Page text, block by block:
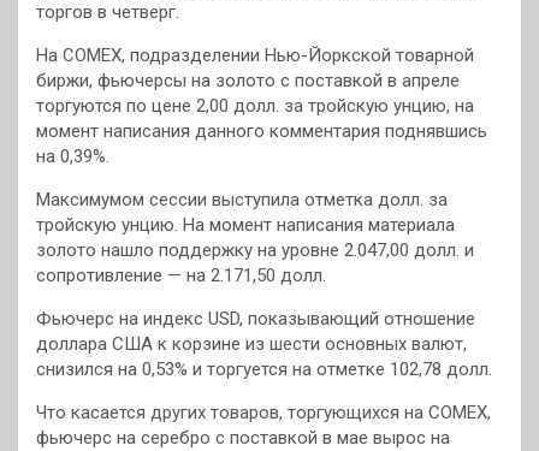
торгов в четверг.
На COMEX, подразделении Нью-Йоркской товарной
биржи, фьючерсы на золото с поставкой в апреле
торгуются по цене 2,00 долл. за тройскую унцию, на
момент написания данного комментария поднявшись
на 0,39%.
Максимумом сессии выступила отметка долл. за
тройскую унцию. На момент написания материала
золото нашло поддержку на уровне 2.047,00 долл. и
сопротивление — на 2.171,50 долл.
Фьючерс на индекс USD, показывающий отношение
доллара США к корзине из шести основных валют,
снизился на 0,53% и торгуется на отметке 102,78 долл.
Что касается других товаров, торгующихся на COMEX,
фьючерс на серебро с поставкой в мае вырос на